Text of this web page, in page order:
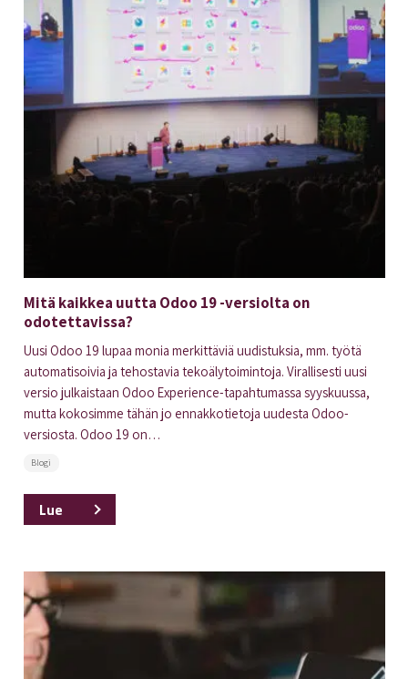
Mitä kaikkea uutta Odoo 19 -versiolta on
odotettavissa?
Uusi Odoo 19 lupaa monia merkittäviä uudistuksia, mm. työtä
automatisoivia ja tehostavia tekoälytoimintoja. Virallisesti uusi
versio julkaistaan Odoo Experience-tapahtumassa syyskuussa,
mutta kokosimme tähän jo ennakkotietoja uudesta Odoo-
versiosta. Odoo 19 on…
Blogi
Lue